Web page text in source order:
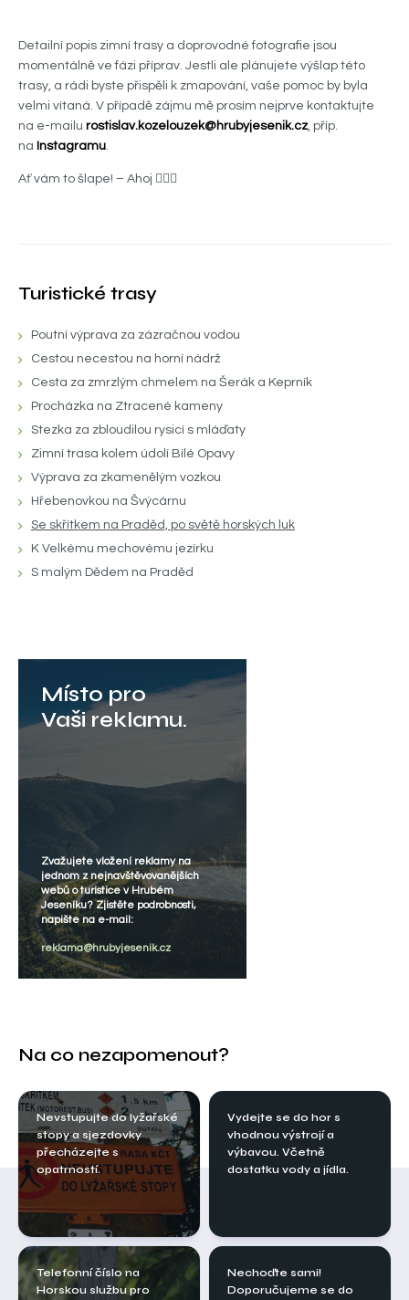
Detailní popis zimní trasy a doprovodné fotografie jsou
momentálně ve fázi příprav. Jestli ale plánujete výšlap této
trasy, a rádi byste přispěli k zmapování, vaše pomoc by byla
velmi vítaná. V případě zájmu mě prosím nejprve kontaktujte
na e-mailu rostislav.kozelouzek@hrubyjesenik.cz, příp.
na Instagramu.
Ať vám to šlape! – Ahoj 🙋🏼‍♂️
Turistické trasy
Poutní výprava za zázračnou vodou
Cestou necestou na horní nádrž
Cesta za zmrzlým chmelem na Šerák a Keprník
Procházka na Ztracené kameny
Stezka za zbloudilou rysicí s mláďaty
Zimní trasa kolem údolí Bílé Opavy
Výprava za zkamenělým vozkou
Hřebenovkou na Švýcárnu
Se skřítkem na Praděd, po světě horských luk
K Velkému mechovému jezírku
S malým Dědem na Praděd
Místo pro
Vaši reklamu.
Zvažujete vložení reklamy na
jednom z nejnavštěvovanějších
webů o turistice v Hrubém
Jeseníku? Zjistěte podrobnosti,
napište na e-mail:
reklama@hrubyjesenik.cz
Na co nezapomenout?
Nevstupujte do lyžařské
stopy a sjezdovky
přecházejte s
opatrností.
Vydejte se do hor s
vhodnou výstrojí a
výbavou. Včetně
dostatku vody a jídla.
Telefonní číslo na
Horskou službu pro
Nechoďte sami!
Doporučujeme se do